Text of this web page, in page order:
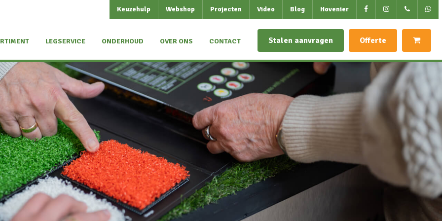
Keuzehulp Webshop Projecten Video Blog Hovenier
LEGSERVICE ONDERHOUD OVER ONS CONTACT Stalen aanvragen Offerte